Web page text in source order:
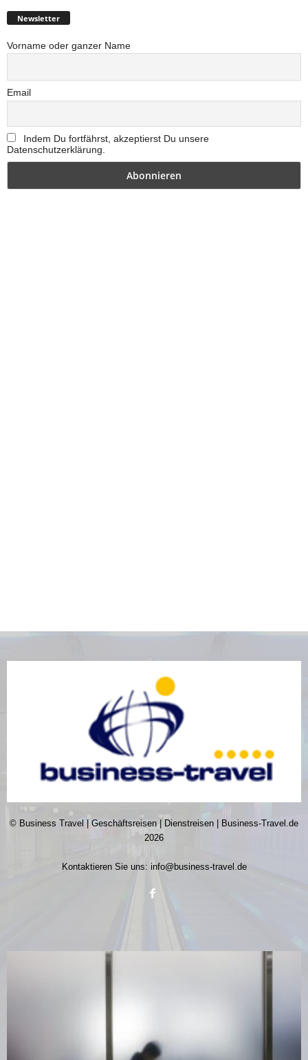
Newsletter
Vorname oder ganzer Name
Email
Indem Du fortfährst, akzeptierst Du unsere
Datenschutzerklärung.
© Business Travel | Geschäftsreisen | Dienstreisen | Business-Travel.de
2026
Kontaktieren Sie uns: info@business-travel.de